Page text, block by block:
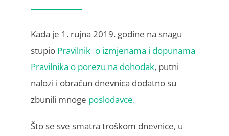
Kada je 1. rujna 2019. godine na snagu
stupio Pravilnik o izmjenama i dopunama
Pravilnika o porezu na dohodak, putni
nalozi i obračun dnevnica dodatno su
zbunili mnoge poslodavce.
Što se sve smatra troškom dnevnice, u